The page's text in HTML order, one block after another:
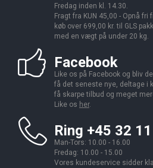
Fredag inden kl. 14.30.
Fragt fra KUN 45,00 - Opnå fri
køb over 699,00 kr. til GLS
med en vægt på under 20 kg.
Facebook
Like os på Facebook og bliv
få det seneste nye, deltage i
få skarpe tilbud og meget
Like os her.
Ring +45 32
Man-Tors: 10.00 - 16.00
Fredag: 10.00 - 15.00
Vores kundeservice sidder